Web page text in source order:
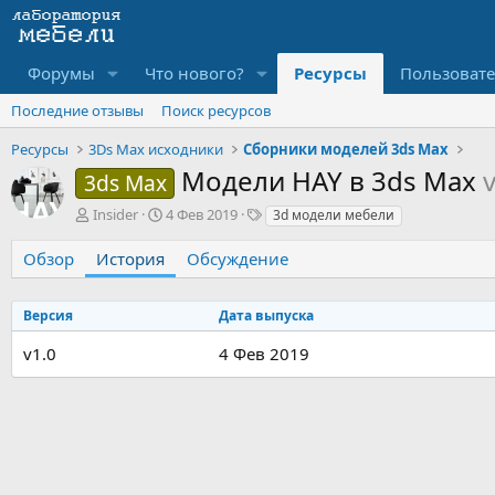
Форумы Что нового? Ресурсы
Последние отзывы
Поиск ресурсов
Ресурсы
3Ds Max исходники Сборники моделей 3ds Max
3ds Max Модели HAY в 3ds Max
А
т
о
Insider
Д
а
з
а
4 Фев 2019
Т
г
и
3d модели мебели
Обзор История Обсуждение
Версия Дата выпуска
v1.0 4 Фев 2019